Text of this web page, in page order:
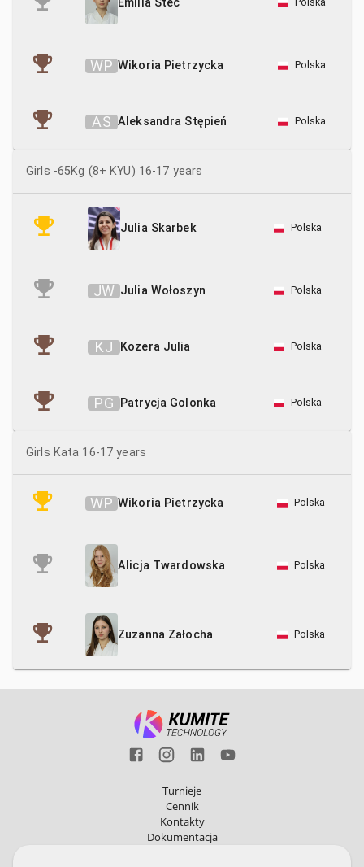
Emilia Stec
WP Wikoria Pietrzycka Polska
AS Aleksandra Stępień Polska
Girls -65Kg (8+ KYU) 16-17 years
Julia Skarbek Polska
JW Julia Wołoszyn Polska
KJ Kozera Julia Polska
PG Patrycja Golonka Polska
Girls Kata 16-17 years
WP Wikoria Pietrzycka Polska
Alicja Twardowska Polska
Zuzanna Załocha Polska
Turnieje
Cennik
Kontakty
Dokumentacja